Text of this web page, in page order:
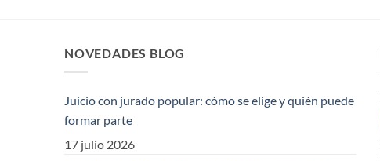
NOVEDADES BLOG
Juicio con jurado popular: cómo se elige y quién puede
formar parte
17 julio 2026